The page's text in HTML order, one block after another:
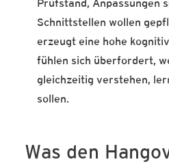
Prüfstand, Anpassungen
Schnittstellen wollen
erzeugt eine hohe
fühlen sich überfordert,
gleichzeitig verstehen,
sollen.
Was den